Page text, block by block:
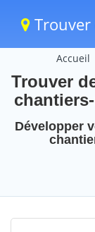
Accueil
Trouver
Développer